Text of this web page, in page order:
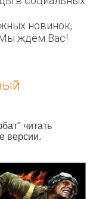
новинок,
Мы ждём Вас!
читать
версии.